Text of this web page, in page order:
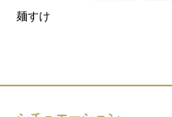
麺すけ